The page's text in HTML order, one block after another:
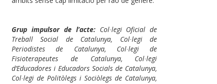
Grup impulsor de l’acte: Col∙legi Oficial de
Treball Social de Catalunya, Col∙legi de
Periodistes de Catalunya, Col∙legi de
Fisioterapeutes de Catalunya, Col∙legi
d’Educadores i Educadors Socials de Catalunya,
Col∙legi de Politòlegs i Sociòlegs de Catalunya,